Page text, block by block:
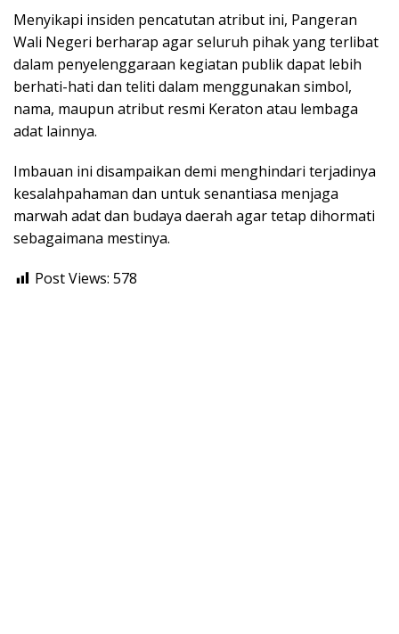
Menyikapi insiden pencatutan atribut ini, Pangeran
Wali Negeri berharap agar seluruh pihak yang terlibat
dalam penyelenggaraan kegiatan publik dapat lebih
berhati-hati dan teliti dalam menggunakan simbol,
nama, maupun atribut resmi Keraton atau lembaga
adat lainnya.
Imbauan ini disampaikan demi menghindari terjadinya
kesalahpahaman dan untuk senantiasa menjaga
marwah adat dan budaya daerah agar tetap dihormati
sebagaimana mestinya.
Post Views: 578